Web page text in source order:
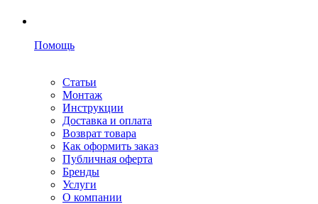
Помощь
Статьи
Монтаж
Инструкции
Доставка и оплата
Возврат товара
Как оформить заказ
Публичная оферта
Бренды
Услуги
О компании